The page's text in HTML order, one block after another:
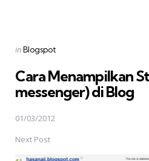
Posted
inBlogspot
Cara Menampilkan
messenger) di Blog
01/03/2012
Next Post